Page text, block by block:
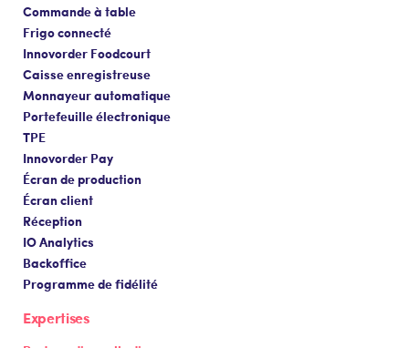
Commande à table
Frigo connecté
Innovorder Foodcourt
Caisse enregistreuse
Monnayeur automatique
Portefeuille électronique
TPE
Innovorder Pay
Écran de production
Écran client
Réception
IO Analytics
Backoffice
Programme de fidélité
Expertises